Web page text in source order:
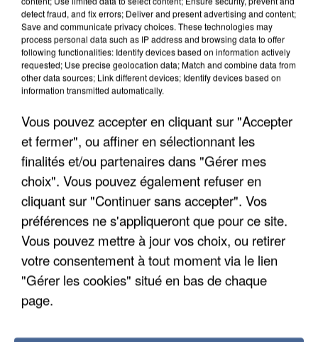
5 août 2026
Une enquête ouverte à Marseille après la
découverte d’un enfant de...
Trois personnes ont été placées en garde à vue.
detect fraud, and fix errors; Deliver and present advertising and content;
Save and communicate privacy choices. These technologies may
process personal data such as IP address and browsing data to offer
following functionalities: Identify devices based on information actively
requested; Use precise geolocation data; Match and combine data from
other data sources; Link different devices; Identify devices based on
information transmitted automatically.
Vous pouvez accepter en cliquant sur "Accepter
et fermer", ou affiner en sélectionnant les
finalités et/ou partenaires dans "Gérer mes
choix". Vous pouvez également refuser en
cliquant sur "Continuer sans accepter". Vos
préférences ne s'appliqueront que pour ce site.
Vous pouvez mettre à jour vos choix, ou retirer
votre consentement à tout moment via le lien
"Gérer les cookies" situé en bas de chaque
page.